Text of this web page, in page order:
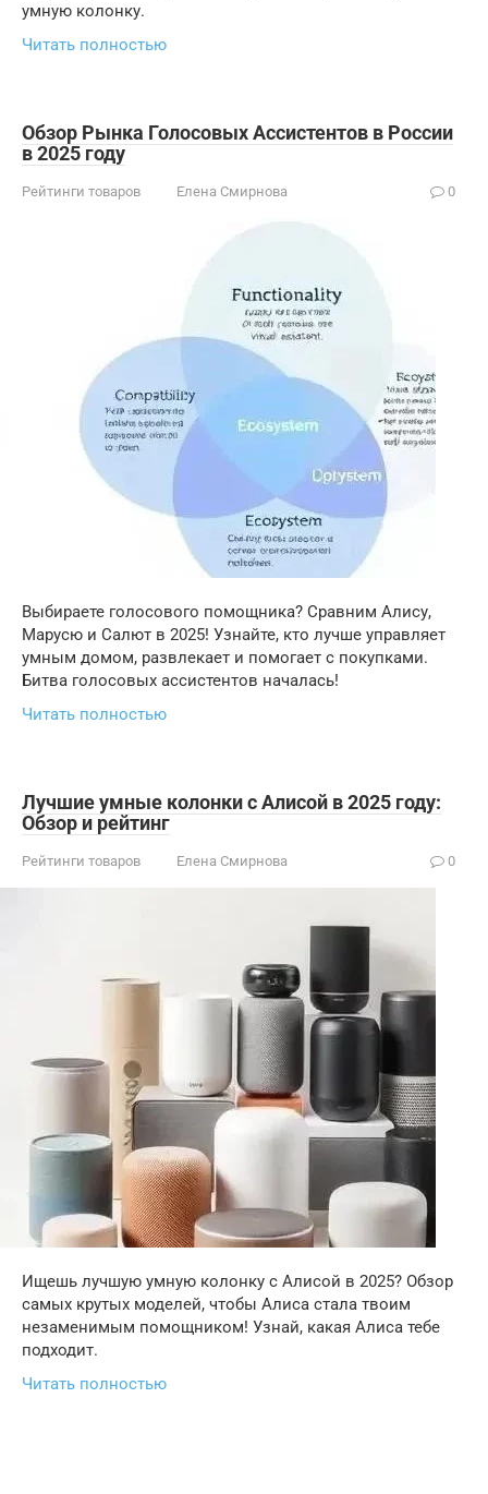
умную колонку.
Читать полностью
Обзор Рынка Голосовых Ассистентов в России
в 2025 году
Рейтинги товаров Елена Смирнова 0
Выбираете голосового помощника? Сравним Алису,
Марусю и Салют в 2025! Узнайте, кто лучше управляет
умным домом, развлекает и помогает с покупками.
Битва голосовых ассистентов началась!
Читать полностью
Лучшие умные колонки с Алисой в 2025 году:
Обзор и рейтинг
Рейтинги товаров Елена Смирнова 0
Ищешь лучшую умную колонку с Алисой в 2025? Обзор
самых крутых моделей, чтобы Алиса стала твоим
незаменимым помощником! Узнай, какая Алиса тебе
подходит.
Читать полностью